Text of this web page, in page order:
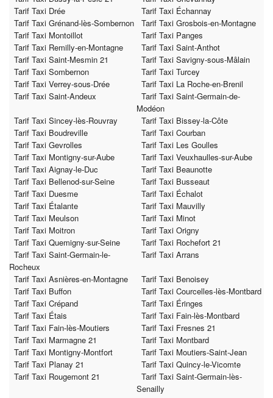
Tarif Taxi Drée
Tarif Taxi Échannay
Tarif Taxi Grénand-lès-Sombernon
Tarif Taxi Grosbois-en-Montagne
Tarif Taxi Montoillot
Tarif Taxi Panges
Tarif Taxi Remilly-en-Montagne
Tarif Taxi Saint-Anthot
Tarif Taxi Saint-Mesmin 21
Tarif Taxi Savigny-sous-Mâlain
Tarif Taxi Sombernon
Tarif Taxi Turcey
Tarif Taxi Verrey-sous-Drée
Tarif Taxi La Roche-en-Brenil
Tarif Taxi Saint-Andeux
Tarif Taxi Saint-Germain-de-
Modéon
Tarif Taxi Sincey-lès-Rouvray
Tarif Taxi Bissey-la-Côte
Tarif Taxi Boudreville
Tarif Taxi Courban
Tarif Taxi Gevrolles
Tarif Taxi Les Goulles
Tarif Taxi Montigny-sur-Aube
Tarif Taxi Veuxhaulles-sur-Aube
Tarif Taxi Aignay-le-Duc
Tarif Taxi Beaunotte
Tarif Taxi Bellenod-sur-Seine
Tarif Taxi Busseaut
Tarif Taxi Duesme
Tarif Taxi Échalot
Tarif Taxi Étalante
Tarif Taxi Mauvilly
Tarif Taxi Meulson
Tarif Taxi Minot
Tarif Taxi Moitron
Tarif Taxi Origny
Tarif Taxi Quemigny-sur-Seine
Tarif Taxi Rochefort 21
Tarif Taxi Saint-Germain-le-
Rocheux
Tarif Taxi Arrans
Tarif Taxi Asnières-en-Montagne
Tarif Taxi Benoisey
Tarif Taxi Buffon
Tarif Taxi Courcelles-lès-Montbard
Tarif Taxi Crépand
Tarif Taxi Éringes
Tarif Taxi Étais
Tarif Taxi Fain-lès-Montbard
Tarif Taxi Fain-lès-Moutiers
Tarif Taxi Fresnes 21
Tarif Taxi Marmagne 21
Tarif Taxi Montbard
Tarif Taxi Montigny-Montfort
Tarif Taxi Moutiers-Saint-Jean
Tarif Taxi Planay 21
Tarif Taxi Quincy-le-Vicomte
Tarif Taxi Rougemont 21
Tarif Taxi Saint-Germain-lès-
Senailly